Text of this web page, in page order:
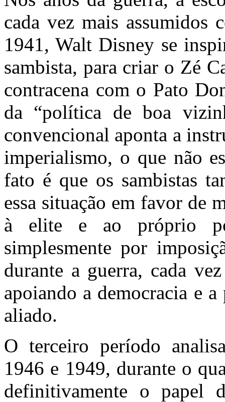
cada vez mais assumidos
1941, Walt Disney se
sambista, para criar o Zé
contracena com o Pato
da “política de boa
convencional aponta a
imperialismo, o que não
fato é que os sambistas
essa situação em favor de
à elite e ao próprio
simplesmente por
durante a guerra, cada
apoiando a democracia e
aliado.
O terceiro período
1946 e 1949, durante o
definitivamente o papel